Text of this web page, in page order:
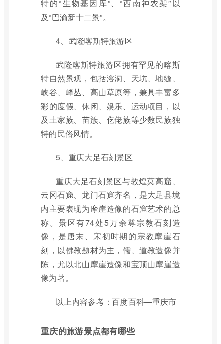
特的“生物基因库”、“西南神农架”以
及“巴渝新十二景”。
4、武隆喀斯特旅游区
武隆喀斯特旅游区拥有罕见的喀斯
特自然景观，包括溶洞、天坑、地缝、
峡谷、峰丛、高山草原等，兼具丰富多
彩的度假、休闲、娱乐、运动项目，以
及土家族、苗族、仡佬族等少数民族独
特的民俗风情。
5、重庆大足石刻景区
重庆大足石刻景区与敦煌莫高窟、
云冈石窟、龙门石窟齐名，是大足县境
内主要表现为摩崖造像的石窟艺术的总
称。景区有74处5万余尊宗教石刻造
像，是唐末、宋初时期的宗教摩崖石
刻，以佛教题材为主，儒、道教造像并
陈，尤以北山摩崖造像和宝顶山摩崖造
像为著。
以上内容参考：百度百科—重庆市
重庆的旅游景点都有哪些